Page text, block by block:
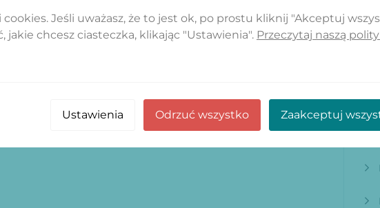
Jeśli uważasz, że to jest ok, po prostu kliknij "Akceptuj
jakie chcesz ciasteczka, klikając "Ustawienia". Przeczytaj naszą
Ustawienia Odrzuć wszystko Zaakceptuj